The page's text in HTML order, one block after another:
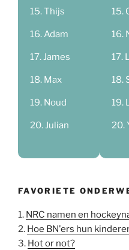
Thijs
Adam
James
Max
Noud
Julian
FAVORIETE
1. NRC namen en
2. Hoe BN'ers hun
3. Hot or not?